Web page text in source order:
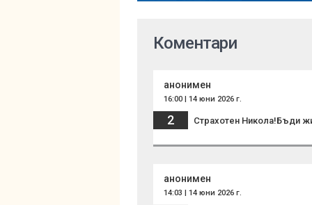
Коментари
анонимен
16:00 | 14 юни 2026 г.
2 Страхотен Никола!Бъди
анонимен
14:03 | 14 юни 2026 г.